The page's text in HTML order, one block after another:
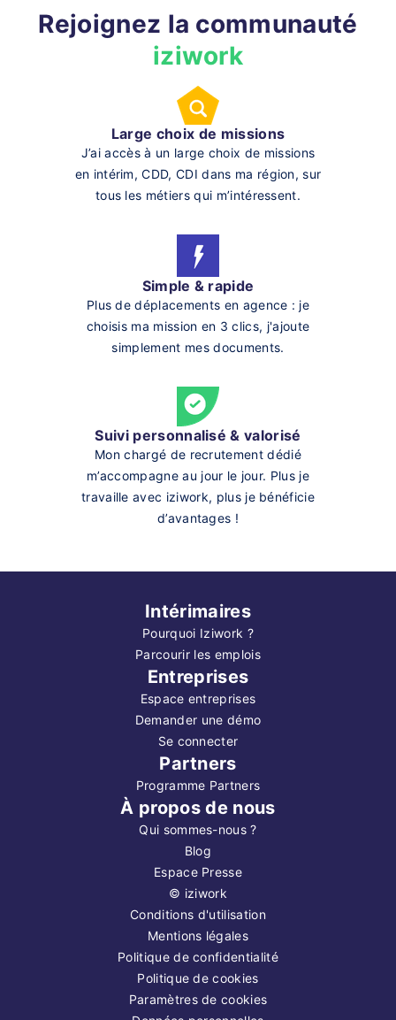
Rejoignez la communauté
iziwork
Large choix de missions
J’ai accès à un large choix de missions
en intérim, CDD, CDI dans ma région, sur
tous les métiers qui m’intéressent.
Simple & rapide
Plus de déplacements en agence : je
choisis ma mission en 3 clics, j'ajoute
simplement mes documents.
Suivi personnalisé & valorisé
Mon chargé de recrutement dédié
m’accompagne au jour le jour. Plus je
travaille avec iziwork, plus je bénéficie
d’avantages !
Intérimaires
Pourquoi Iziwork ?
Parcourir les emplois
Entreprises
Espace entreprises
Demander une démo
Se connecter
Partners
Programme Partners
À propos de nous
Qui sommes-nous ?
Blog
Espace Presse
© iziwork
Conditions d'utilisation
Mentions légales
Politique de confidentialité
Politique de cookies
Paramètres de cookies